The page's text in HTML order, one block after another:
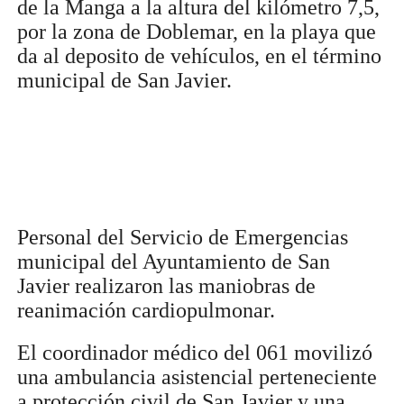
de la Manga a la altura del kilómetro 7,5,
por la zona de Doblemar, en la playa que
da al deposito de vehículos, en el término
municipal de San Javier.
Personal del Servicio de Emergencias
municipal del Ayuntamiento de San
Javier realizaron las maniobras de
reanimación cardiopulmonar.
El coordinador médico del 061 movilizó
una ambulancia asistencial perteneciente